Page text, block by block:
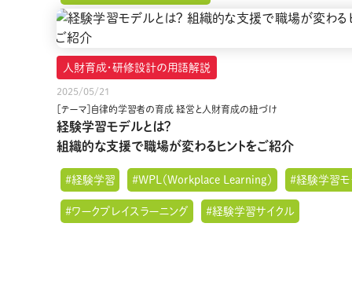
人財育成・研修設計の用語解説
2025/05/21
［テーマ］自律的学習者の育成 経営と人財育成の紐づけ
経験学習モデルとは？
組織的な支援で職場が変わるヒントをご紹介
#経験学習 #WPL（Workplace Learning） #経験学習
#ワークプレイスラーニング #経験学習サイクル